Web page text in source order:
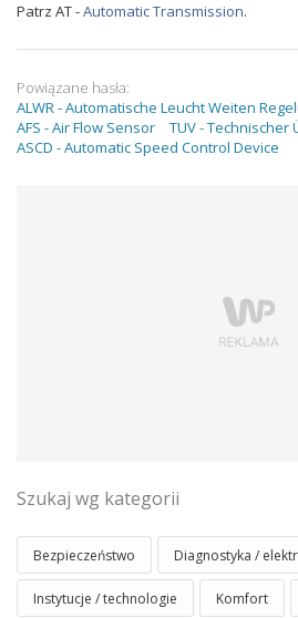
Patrz AT -Automatic Transmission.
Powiązane hasła:
ALWR - Automatische Leucht Weiten
AFS - Air Flow Sensor
TUV -
ASCD - Automatic Speed Control Device
Szukaj wg kategorii
Bezpieczeństwo Diagnostyka /
Instytucje / technologie Komfort